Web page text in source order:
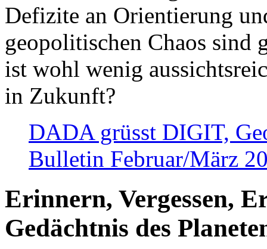
Defizite an Orientierung
geopolitischen Chaos sind
ist wohl wenig
in Zukunft?
DADA grüsst DIGIT,
Bulletin Februar/März
Erinnern, Vergessen,
Gedächtnis des